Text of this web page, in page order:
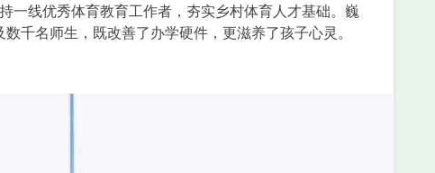
一线优秀体育教育工作者，夯实乡村体育人才基础。巍
千名师生，既改善了办学硬件，更滋养了孩子心灵。